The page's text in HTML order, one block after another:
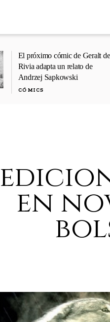
El próximo cómic de Geralt de
Rivia adapta un relato de
Andrzej Sapkowski
CÓMICS
en